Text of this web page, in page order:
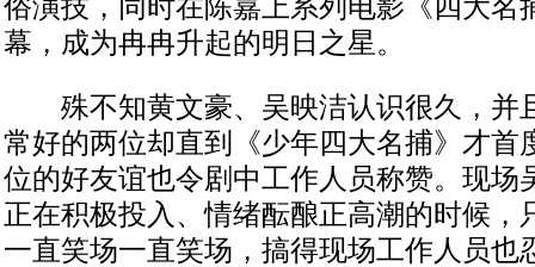
俗演技，同时在陈嘉上系列电影《四大名
幕，成为冉冉升起的明日之星。
殊不知黄文豪、吴映洁认识很久，并
常好的两位却直到《少年四大名捕》才首
位的好友谊也令剧中工作人员称赞。现场
正在积极投入、情绪酝酿正高潮的时候，
一直笑场一直笑场，搞得现场工作人员也